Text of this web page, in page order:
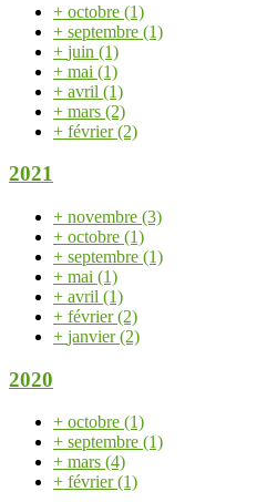
+ octobre (1)
+ septembre (1)
+ juin (1)
+ mai (1)
+ avril (1)
+ mars (2)
+ février(2)
2021
+ novembre (3)
+ octobre (1)
+ septembre (1)
+ mai (1)
+ avril (1)
+ février(2)
+ janvier(2)
2020
+ octobre (1)
+ septembre (1)
+ mars (4)
+ février(1)